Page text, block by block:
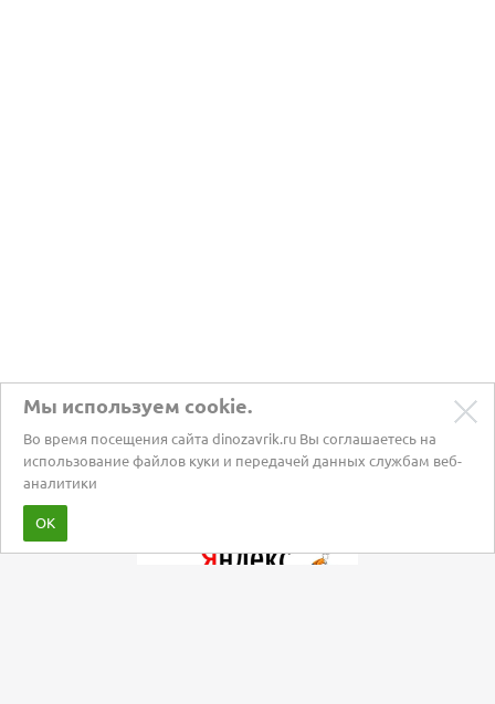
Мы используем cookie.
Во время посещения сайта dinozavrik.ru Вы соглашаетесь на
использование файлов куки и передачей данных службам веб-
аналитики
ОК